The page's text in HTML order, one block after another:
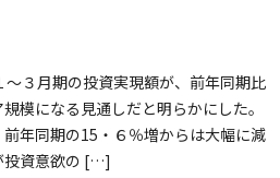
３月期の投資実現額が、前年同期比
模になる見通しだと明らかにした。
年同期の15・６％増からは大幅に減
投資意欲の […]